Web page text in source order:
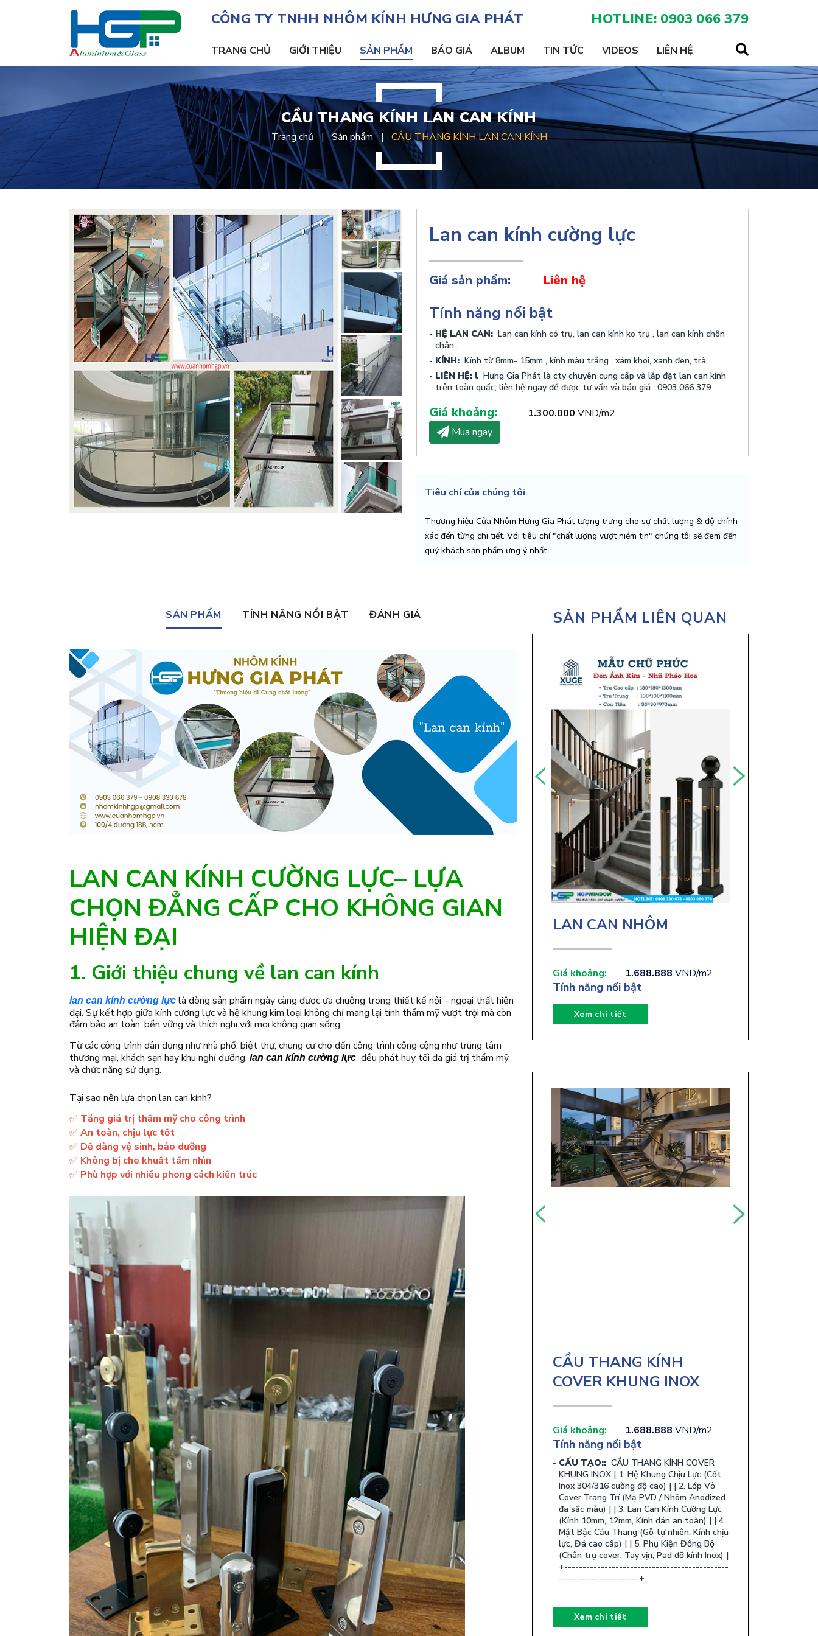
CÔNG TY TNHH NHÔM KÍNH HƯNG GIA PHÁT HOTLINE: 0903 066 379
TRANG CHỦ GIỚI THIỆU SẢN PHẨM BÁO GIÁ ALBUM TIN TỨC VIDEOS LIÊN HỆ
CẦU THANG KÍNH LAN CAN KÍNH
Trang chủ Sản phẩm CẦU THANG KÍNH LAN CAN KÍNH
Lan can kính cường lực
Giá sản phẩm: Liên hệ
Tính năng nổi bật
HỆ LAN CAN: Lan can kính có trụ, lan can kính ko trụ , lan can kính chôn
chân..
KÍNH: Kính từ 8mm- 15mm , kính màu trắng , xám khoi, xanh đen, trà..
LIÊN HỆ: l Hưng Gia Phát là cty chuyên cung cấp và lắp đặt lan can kính
trên toàn quấc, liên hệ ngay để được tư vấn và báo giá : 0903 066 379
Giá khoảng: 1.300.000 VND/m2
Mua ngay
Tiêu chí của chúng tôi
Thương hiệu Cửa Nhôm Hưng Gia Phát tượng trưng cho sự chất lượng & độ chính
xác đến từng chi tiết. Với tiêu chí "chất lượng vượt niềm tin" chúng tôi sẽ đem đến
quý khách sản phẩm ưng ý nhất.
SẢN PHẨM TÍNH NĂNG NỔI BẬT ĐÁNH GIÁ
LAN CAN KÍNH CƯỜNG LỰC– LỰA
CHỌN ĐẲNG CẤP CHO KHÔNG GIAN
HIỆN ĐẠI
1. Giới thiệu chung về lan can kính
lan can kính cường lực là dòng sản phẩm ngày càng được ưa chuộng trong thiết kế nội – ngoại thất hiện
đại. Sự kết hợp giữa kính cường lực và hệ khung kim loại không chỉ mang lại tính thẩm mỹ vượt trội mà còn
đảm bảo an toàn, bền vững và thích nghi với mọi không gian sống.
Từ các công trình dân dụng như nhà phố, biệt thự, chung cư cho đến công trình công cộng như trung tâm
thương mại, khách sạn hay khu nghỉ dưỡng, lan can kính cường lực đều phát huy tối đa giá trị thẩm mỹ
và chức năng sử dụng.
Tại sao nên lựa chọn lan can kính?
✅ Tăng giá trị thẩm mỹ cho công trình
✅ An toàn, chịu lực tốt
✅ Dễ dàng vệ sinh, bảo dưỡng
✅ Không bị che khuất tầm nhìn
✅ Phù hợp với nhiều phong cách kiến trúc
SẢN PHẨM LIÊN QUAN
LAN CAN NHÔM
Giá khoảng: 1.688.888 VND/m2
Tính năng nổi bật
Xem chi tiết
CẦU THANG KÍNH
COVER KHUNG INOX
Giá khoảng: 1.688.888 VND/m2
Tính năng nổi bật
CẤU TẠO:: CẦU THANG KÍNH COVER
KHUNG INOX | 1. Hệ Khung Chịu Lực (Cốt
Inox 304/316 cường độ cao) | | 2. Lớp Vỏ
Cover Trang Trí (Mạ PVD / Nhôm Anodized
đa sắc màu) | | 3. Lan Can Kính Cường Lực
(Kính 10mm, 12mm, Kính dán an toàn) | | 4.
Mặt Bậc Cầu Thang (Gỗ tự nhiên, Kính chịu
lực, Đá cao cấp) | | 5. Phụ Kiện Đồng Bộ
(Chân trụ cover, Tay vịn, Pad đỡ kính Inox) |
+---------------------------------------------
----------------------+ ​
Xem chi tiết